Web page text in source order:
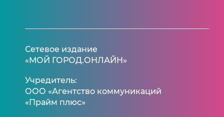
Сетевое издание
«МОЙ ГОРОД.ОНЛАЙН»
Учредитель:
ООО «Агентство коммуникаций
«Прайм плюс»